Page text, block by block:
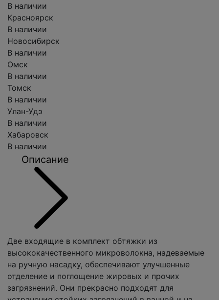
В наличии
Красноярск
В наличии
Новосибирск
В наличии
Омск
В наличии
Томск
В наличии
Улан-Удэ
В наличии
Хабаровск
В наличии
Описание
Две входящие в комплект обтяжки из
высококачественного микроволокна, надеваемые
на ручную насадку, обеспечивают улучшенные
отделение и поглощение жировых и прочих
загрязнений. Они прекрасно подходят для